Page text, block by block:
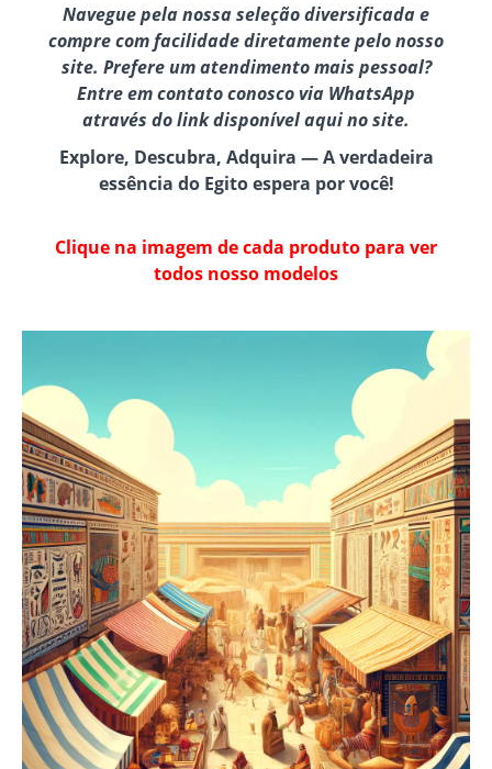
Navegue pela nossa seleção diversificada e
compre com facilidade diretamente pelo nosso
site. Prefere um atendimento mais pessoal?
Entre em contato conosco via WhatsApp
através do link disponível aqui no site.
Explore, Descubra, Adquira — A verdadeira
essência do Egito espera por você!
Clique na imagem de cada produto para ver
todos nosso modelos